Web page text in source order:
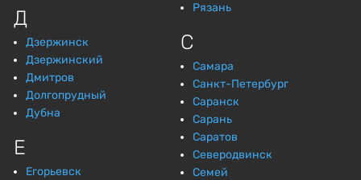
Д
Дзержинск
Дзержинский
Дмитров
Долгопрудный
Дубна
Е
Егорьевск
Рязань
С
Самара
Санкт-Петербург
Саранск
Сарань
Саратов
Северодвинск
Семей